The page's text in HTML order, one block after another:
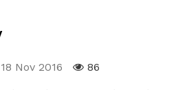
Nov 2016 86